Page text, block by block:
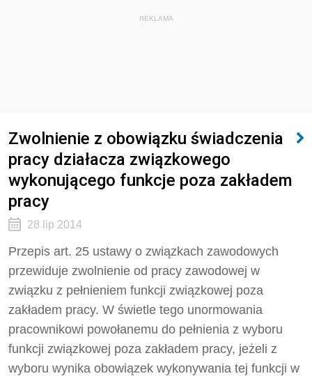
REKLAMA
Zwolnienie z obowiązku świadczenia
pracy działacza związkowego
wykonującego funkcje poza zakładem
pracy
28 lip 2014
Przepis art. 25 ustawy o związkach zawodowych
przewiduje zwolnienie od pracy zawodowej w
związku z pełnieniem funkcji związkowej poza
zakładem pracy. W świetle tego unormowania
pracownikowi powołanemu do pełnienia z wyboru
funkcji związkowej poza zakładem pracy, jeżeli z
wyboru wynika obowiązek wykonywania tej funkcji w